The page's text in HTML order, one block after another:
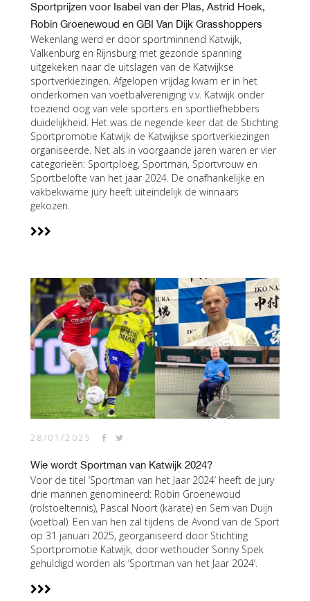
Sportprijzen voor Isabel van der Plas, Astrid Hoek,
Robin Groenewoud en GBI Van Dijk Grasshoppers
Wekenlang werd er door sportminnend Katwijk,
Valkenburg en Rijnsburg met gezonde spanning
uitgekeken naar de uitslagen van de Katwijkse
sportverkiezingen. Afgelopen vrijdag kwam er in het
onderkomen van voetbalvereniging v.v. Katwijk onder
toeziend oog van vele sporters en sportliefhebbers
duidelijkheid. Het was de negende keer dat de Stichting
Sportpromotie Katwijk de Katwijkse sportverkiezingen
organiseerde. Net als in voorgaande jaren waren er vier
categorieën: Sportploeg, Sportman, Sportvrouw en
Sportbelofte van het jaar 2024. De onafhankelijke en
vakbekwame jury heeft uiteindelijk de winnaars
gekozen.
28/01/2025
Wie wordt Sportman van Katwijk 2024?
Voor de titel ‘Sportman van het Jaar 2024’ heeft de jury
drie mannen genomineerd: Robin Groenewoud
(rolstoeltennis), Pascal Noort (karate) en Sem van Duijn
(voetbal). Een van hen zal tijdens de Avond van de Sport
op 31 januari 2025, georganiseerd door Stichting
Sportpromotie Katwijk, door wethouder Sonny Spek
gehuldigd worden als ‘Sportman van het Jaar 2024’.